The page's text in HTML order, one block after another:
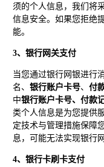
须的个人信息，我们将
信息安全。如果您拒绝
能。
3、银行网关支付
当您通过银行网银进行
名、 银行账户卡号、 付
中银行账户卡号、付款
类个人信息是为您提供
定技术与管理措施保障
息，可能无法实现银行
4、银行卡刷卡支付